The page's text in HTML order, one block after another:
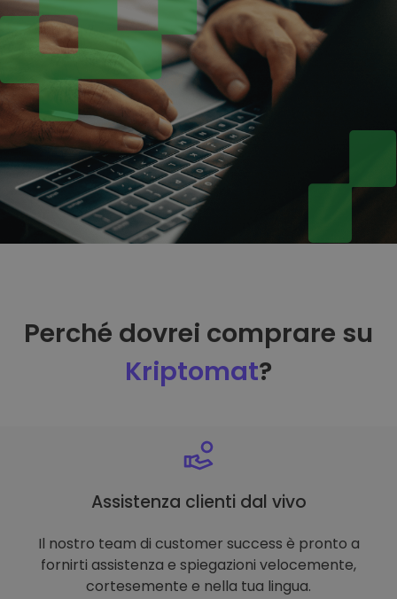
Perché dovrei comprare su
Kriptomat?
Assistenza clienti dal vivo
Il nostro team di customer success è pronto a
fornirti assistenza e spiegazioni velocemente,
cortesemente e nella tua lingua.